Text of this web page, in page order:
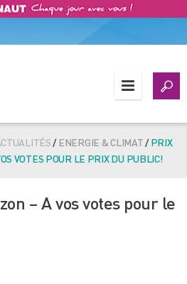
/ENERGIE & CLIMAT/PRIX
VOTES POUR LE PRIX DU PUBLIC!
– A vos votes pour le